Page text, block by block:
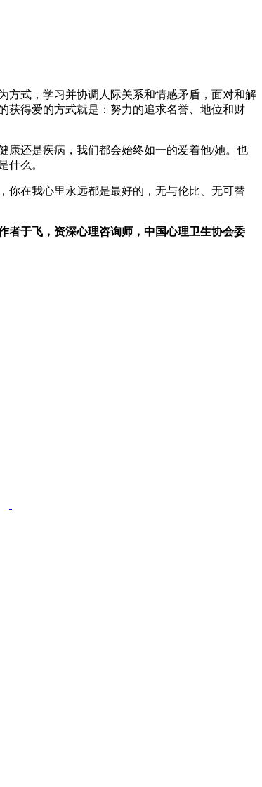
式，学习并协调人际关系和情感矛盾，面对和解
获得爱的方式就是：努力的追求名誉、地位和财
康还是疾病，我们都会始终如一的爱着他/她。也
什么。
你在我心里永远都是最好的，无与伦比、无可替
者于飞，资深心理咨询师，中国心理卫生协会委